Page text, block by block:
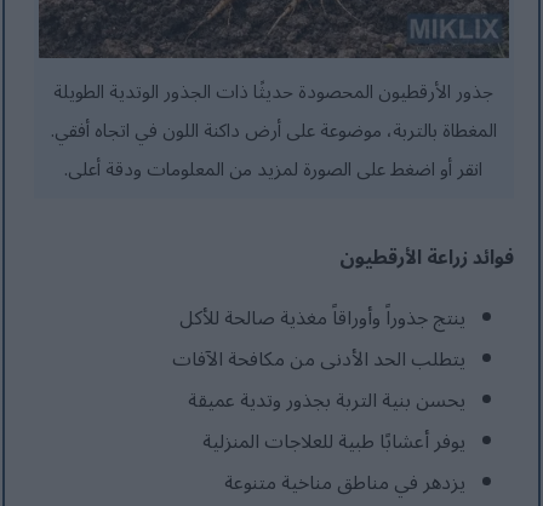
جذور الأرقطيون المحصودة حديثًا ذات الجذور الوتدية الطويلة
المغطاة بالتربة، موضوعة على أرض داكنة اللون في اتجاه أفقي.
انقر أو اضغط على الصورة لمزيد من المعلومات ودقة أعلى.
فوائد زراعة الأرقطيون
ينتج جذوراً وأوراقاً مغذية صالحة للأكل
يتطلب الحد الأدنى من مكافحة الآفات
يحسن بنية التربة بجذور وتدية عميقة
يوفر أعشابًا طبية للعلاجات المنزلية
يزدهر في مناطق مناخية متنوعة